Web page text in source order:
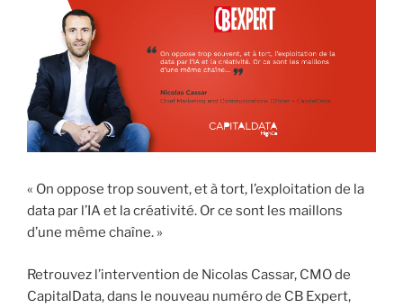
« On oppose trop souvent, et à tort, l’exploitation de la
data par l’IA et la créativité. Or ce sont les maillons
d’une même chaîne. »
Retrouvez l’intervention de Nicolas Cassar, CMO de
CapitalData, dans le nouveau numéro de CB Expert,